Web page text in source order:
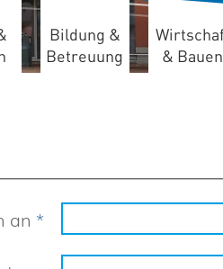
Bildung &
Betreuung
& Bauen
an *